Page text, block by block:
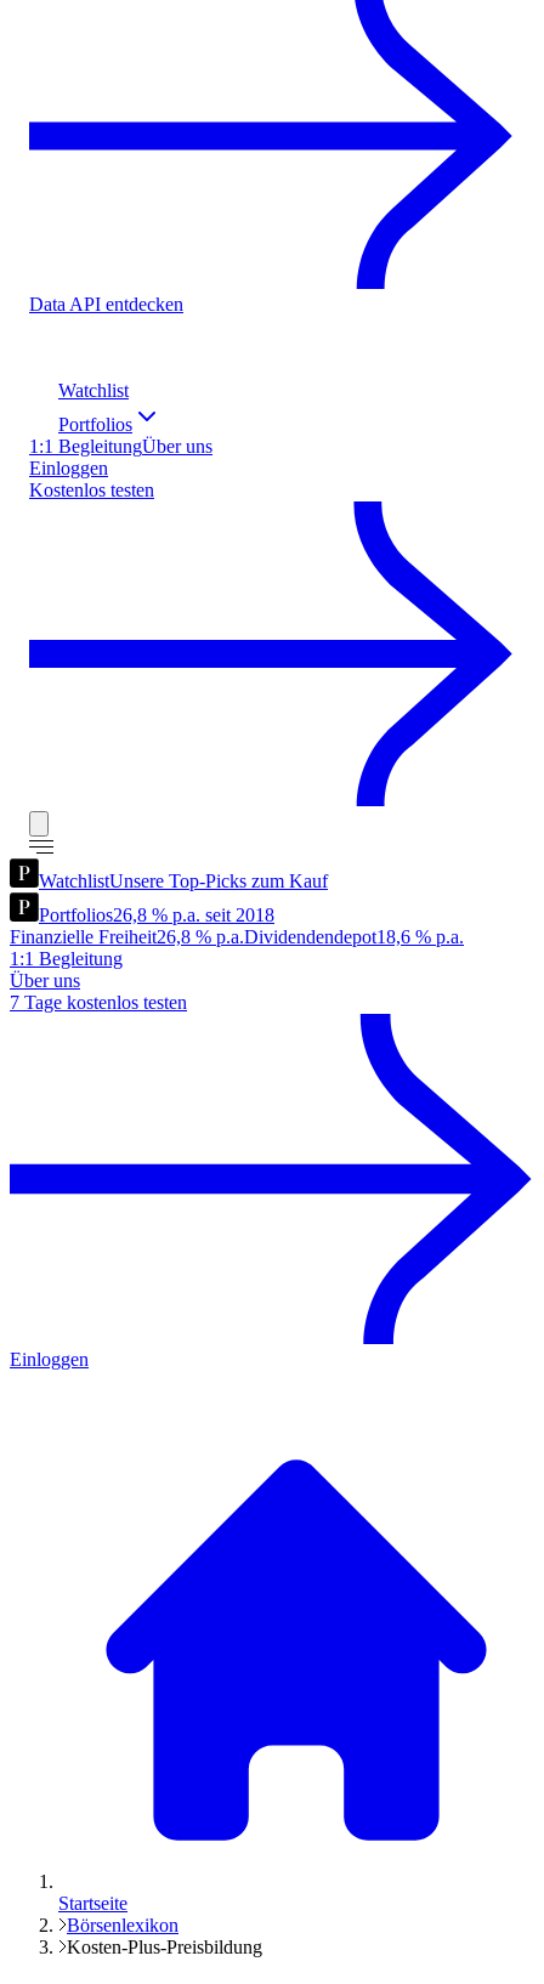
Data API entdecken
Watchlist
Portfolios
1:1 BegleitungÜber uns
Einloggen
Kostenlos testen
WatchlistUnsere Top-Picks zum Kauf
Portfolios26,8 % p.a. seit 2018
Finanzielle Freiheit26,8 % p.a.Dividendendepot18,6 % p.a.
1:1 Begleitung
Über uns
7 Tage kostenlos testen
Einloggen
Startseite
Börsenlexikon
Kosten-Plus-Preisbildung